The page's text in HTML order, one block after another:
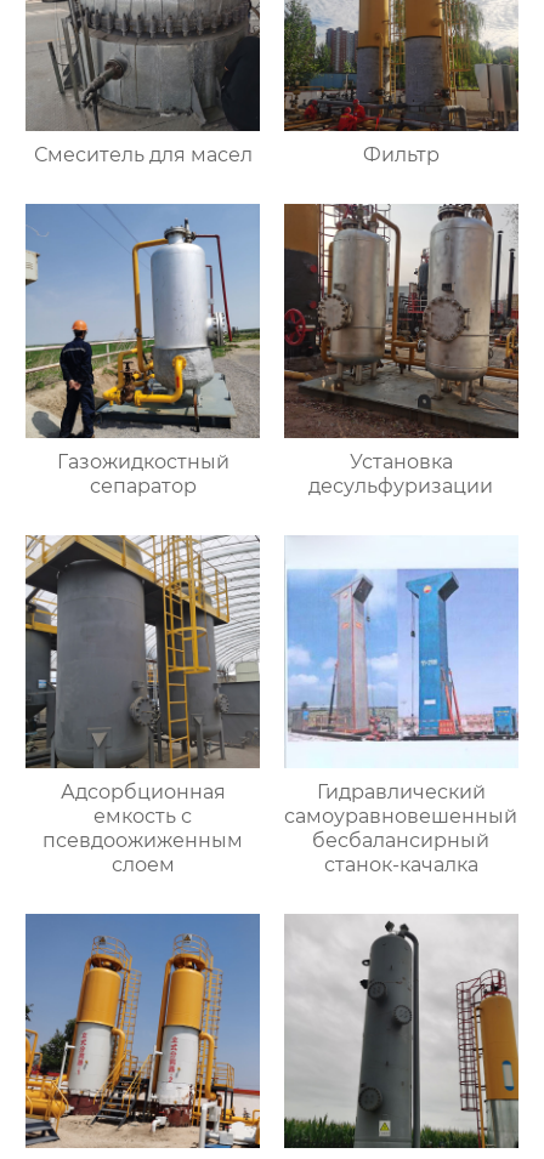
Смеситель для масел Фильтр
Газожидкостный
сепаратор
Установка
десульфуризации
Адсорбционная
емкость с
псевдоожиженным
слоем
Гидравлический
самоуравновешенный
бесбалансирный
станок-качалка